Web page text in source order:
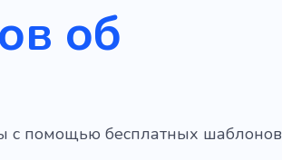
об
с помощью бесплатных шаблонов